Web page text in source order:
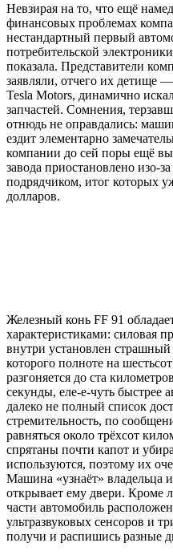
Невзирая на то, что ещё
финансовых проблемах
нестандартный первый
потребительской
показала. Представители
заявляли, отчего их детище
Tesla Motors, динамично
запчастей. Сомнения,
отнюдь не оправдались:
ездит элементарно
компании до сей поры ещё
завода приостановлено изо-
подрядчиком, итог которых
долларов.
Железный конь FF 91
характеристиками: силовая
внутри установлен страшный
которого полноте на
разгоняется до ста
секунды, еле-е-чуть быстрее
далеко не полный список
стремительность, по
равняться около трёхсот
спрятаны почти капот и
используются, поэтому их
Машина «узнаёт» владельца
открывает ему двери. Кроме
части автомобиль
ультразвуковых сенсоров и
получи и распишись разные